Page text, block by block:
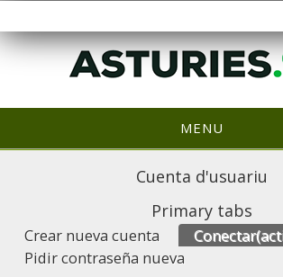
MENU
Cuenta d'usuariu
Primary tabs
Crear nueva cuenta Conectar
Pidir contraseña nueva